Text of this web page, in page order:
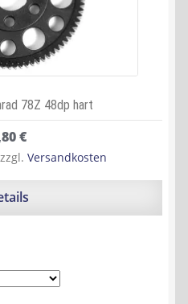
78Z 48dp hart
€
zzgl. Versandkosten